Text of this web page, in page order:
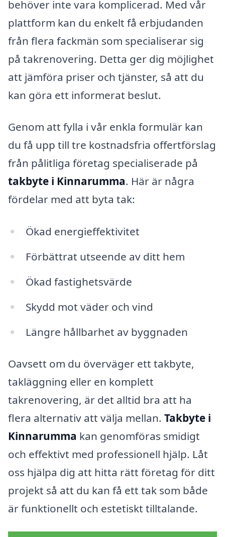
behöver inte vara komplicerad. Med vår
plattform kan du enkelt få erbjudanden
från flera fackmän som specialiserar sig
på takrenovering. Detta ger dig möjlighet
att jämföra priser och tjänster, så att du
kan göra ett informerat beslut.
Genom att fylla i vår enkla formulär kan
du få upp till tre kostnadsfria offertförslag
från pålitliga företag specialiserade på
takbyte i Kinnarumma. Här är några
fördelar med att byta tak:
Ökad energieffektivitet
Förbättrat utseende av ditt hem
Ökad fastighetsvärde
Skydd mot väder och vind
Längre hållbarhet av byggnaden
Oavsett om du överväger ett takbyte,
takläggning eller en komplett
takrenovering, är det alltid bra att ha
flera alternativ att välja mellan. Takbyte i
Kinnarumma kan genomföras smidigt
och effektivt med professionell hjälp. Låt
oss hjälpa dig att hitta rätt företag för ditt
projekt så att du kan få ett tak som både
är funktionellt och estetiskt tilltalande.